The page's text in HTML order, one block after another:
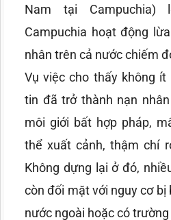
Nam tại
Campuchia hoạt động
nhân trên cả nước chiếm
Vụ việc cho thấy không
tin đã trở thành nạn
môi giới bất hợp pháp,
thể xuất cảnh, thậm chí
Không dựng lại ở đó,
còn đối mặt với nguy cơ bị
nước ngoài hoặc có